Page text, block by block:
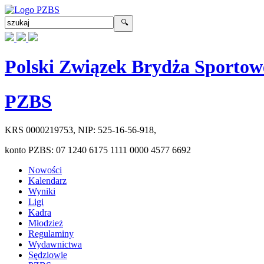
Polski Związek Brydża
PZBS
KRS 0000219753, NIP: 525-16-56-918,
konto PZBS: 07 1240 6175 1111 0000 4577 6692
Nowości
Kalendarz
Wyniki
Ligi
Kadra
Młodzież
Regulaminy
Wydawnictwa
Sędziowie